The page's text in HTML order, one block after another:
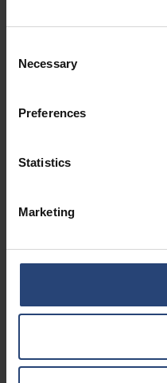
Selection
Necessary
Preferences
Statistics
Marketing